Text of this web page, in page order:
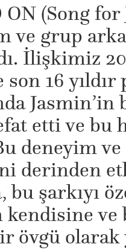
ON (Song
ve grup
İlişkimiz
son 16
etti ve bu
deneyim ve
derinden
bu şarkıyı
kendisine ve
övgü olarak